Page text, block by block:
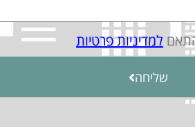
למדיניות פרטיות
שליחה